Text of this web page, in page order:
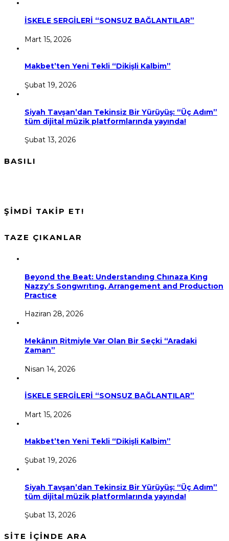
İSKELE SERGİLERİ “SONSUZ BAĞLANTILAR”
Mart 15, 2026
Makbet’ten Yeni Tekli “Dikişli Kalbim”
Şubat 19, 2026
Siyah Tavşan’dan Tekinsiz Bir Yürüyüş: “Üç Adım”
tüm dijital müzik platformlarında yayında!
Şubat 13, 2026
BASILI
ŞİMDİ TAKİP ET!
TAZE ÇIKANLAR
Beyond the Beat: Understandıng Chınaza Kıng
Nazzy’s Songwrıtıng, Arrangement and Productıon
Practıce
Haziran 28, 2026
Mekânın Ritmiyle Var Olan Bir Seçki “Aradaki
Zaman”
Nisan 14, 2026
İSKELE SERGİLERİ “SONSUZ BAĞLANTILAR”
Mart 15, 2026
Makbet’ten Yeni Tekli “Dikişli Kalbim”
Şubat 19, 2026
Siyah Tavşan’dan Tekinsiz Bir Yürüyüş: “Üç Adım”
tüm dijital müzik platformlarında yayında!
Şubat 13, 2026
SİTE İÇİNDE ARA